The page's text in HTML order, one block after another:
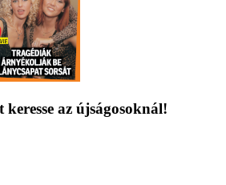
az újságosoknál!